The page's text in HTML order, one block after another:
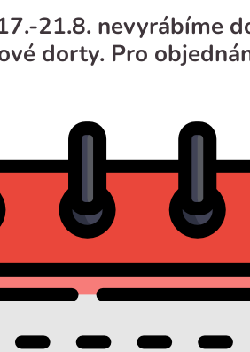
21.8. nevyrábíme
dorty. Pro